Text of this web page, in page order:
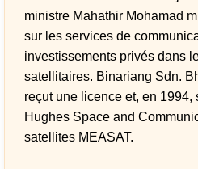
ministre Mahathir Mohamad
sur les services de
investissements privés dans
satellitaires. Binariang Sdn.
reçut une licence et, en 1994,
Hughes Space and
satellites MEASAT.